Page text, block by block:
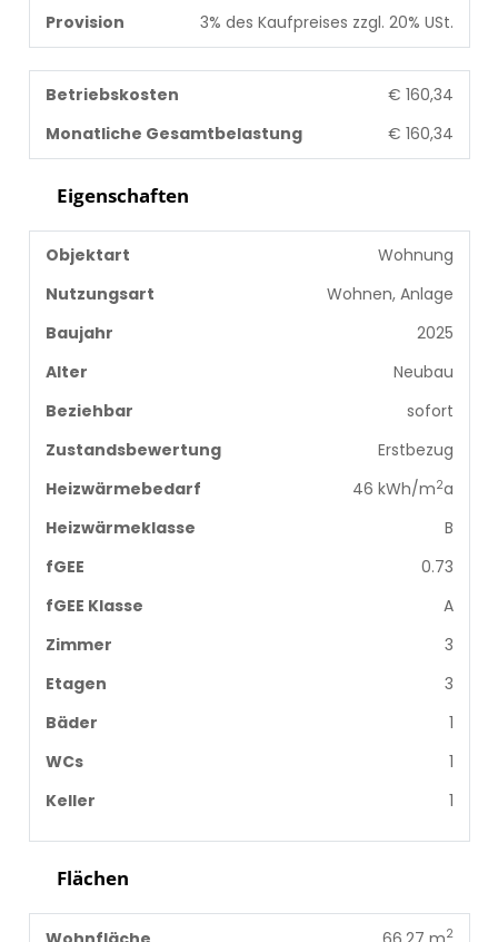
Provision
3% des Kaufpreises zzgl. 20% USt.
Betriebskosten
€ 160,34
Monatliche Gesamtbelastung
€ 160,34
Eigenschaften
Objektart
Wohnung
Nutzungsart
Wohnen, Anlage
Baujahr
2025
Alter
Neubau
Beziehbar
sofort
Zustandsbewertung
Erstbezug
Heizwärmebedarf
46 kWh/m2a
Heizwärmeklasse
B
fGEE
0.73
fGEE Klasse
A
Zimmer
3
Etagen
3
Bäder
1
WCs
1
Keller
1
Flächen
2